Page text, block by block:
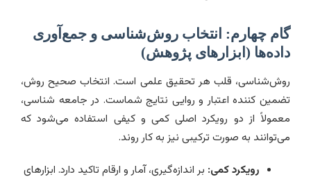
گام چهارم: انتخاب روش‌شناسی و جمع‌آوری
داده‌ها (ابزارهای پژوهش)
روش‌شناسی، قلب هر تحقیق علمی است. انتخاب صحیح روش،
تضمین کننده اعتبار و روایی نتایج شماست. در جامعه شناسی،
معمولاً از دو رویکرد اصلی کمی و کیفی استفاده می‌شود که
می‌توانند به صورت ترکیبی نیز به کار روند.
رویکرد کمی: بر اندازه‌گیری، آمار و ارقام تاکید دارد. ابزارهای